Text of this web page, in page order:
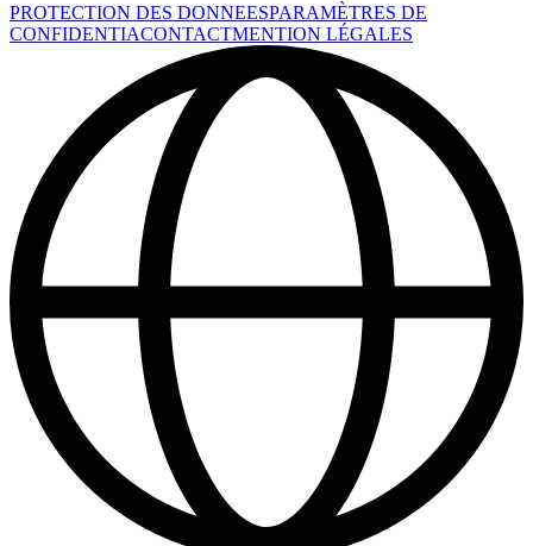
PROTECTION DES DONNEESPARAMÈTRES DE
CONFIDENTIACONTACTMENTION LÉGALES